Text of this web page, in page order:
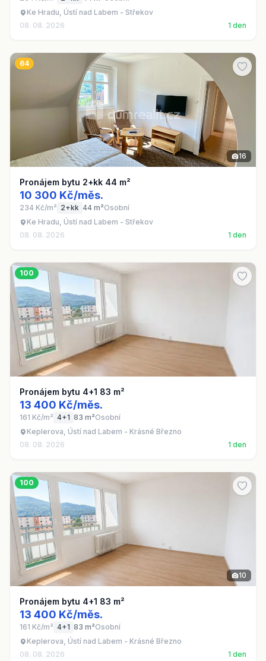
Ke Hradu, Ústí nad Labem - Střekov
08. 08. 2026
1 den
64
16
Pronájem bytu 2+kk 44 m²
10 300 Kč/měs.
234 Kč/m² 2+kk 44 m²Osobní
Ke Hradu, Ústí nad Labem - Střekov
08. 08. 2026
1 den
100
Pronájem bytu 4+1 83 m²
13 400 Kč/měs.
161 Kč/m² 4+1 83 m²Osobní
Keplerova, Ústí nad Labem - Krásné Březno
08. 08. 2026
1 den
100
10
Pronájem bytu 4+1 83 m²
13 400 Kč/měs.
161 Kč/m² 4+1 83 m²Osobní
Keplerova, Ústí nad Labem - Krásné Březno
08. 08. 2026
1 den